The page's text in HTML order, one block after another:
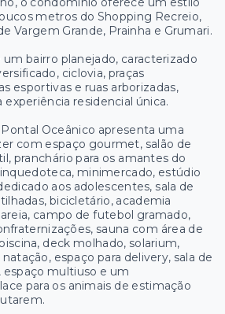
metros do Shopping Recreio,
Vargem Grande, Prainha e Grumari.
bairro planejado, caracterizado
ciclovia, praças
esportivas e ruas arborizadas,
residencial única.
Oceânico apresenta uma
com espaço gourmet, salão de
pranchário para os amantes do
minimercado, estúdio
aos adolescentes, sala de
bicicletário, academia
campo de futebol gramado,
sauna com área de
deck molhado, solarium,
espaço para delivery, sala de
multiuso e um
para os animais de estimação